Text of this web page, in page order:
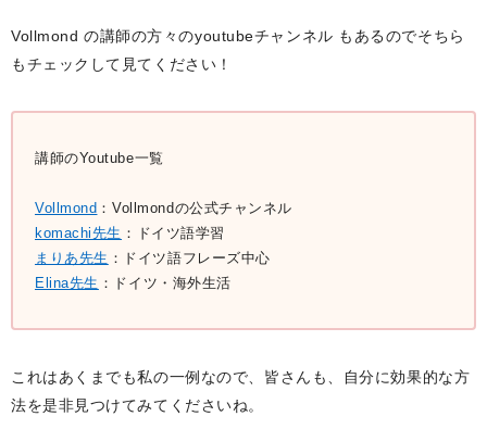
Vollmond の講師の方々のyoutubeチャンネル もあるのでそちら
もチェックして見てください！
講師のYoutube一覧
Vollmond ：Vollmondの公式チャンネル
komachi先生 ：ドイツ語学習
まりあ先生 ：ドイツ語フレーズ中心
Elina先生 ：ドイツ・海外生活
これはあくまでも私の一例なので、皆さんも、自分に効果的な方
法を是非見つけてみてくださいね。